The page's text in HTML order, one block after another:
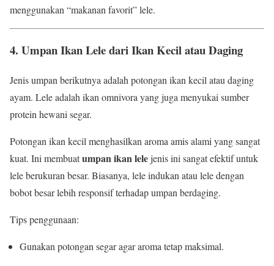
menggunakan “makanan favorit” lele.
4. Umpan Ikan Lele dari Ikan Kecil atau Daging
Jenis umpan berikutnya adalah potongan ikan kecil atau daging
ayam. Lele adalah ikan omnivora yang juga menyukai sumber
protein hewani segar.
Potongan ikan kecil menghasilkan aroma amis alami yang sangat
kuat. Ini membuatumpan ikan lelejenis ini sangat efektif untuk
lele berukuran besar. Biasanya, lele indukan atau lele dengan
bobot besar lebih responsif terhadap umpan berdaging.
Tips penggunaan:
Gunakan potongan segar agar aroma tetap maksimal.